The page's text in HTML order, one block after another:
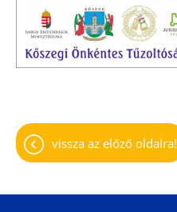
vissza az előző oldalra!